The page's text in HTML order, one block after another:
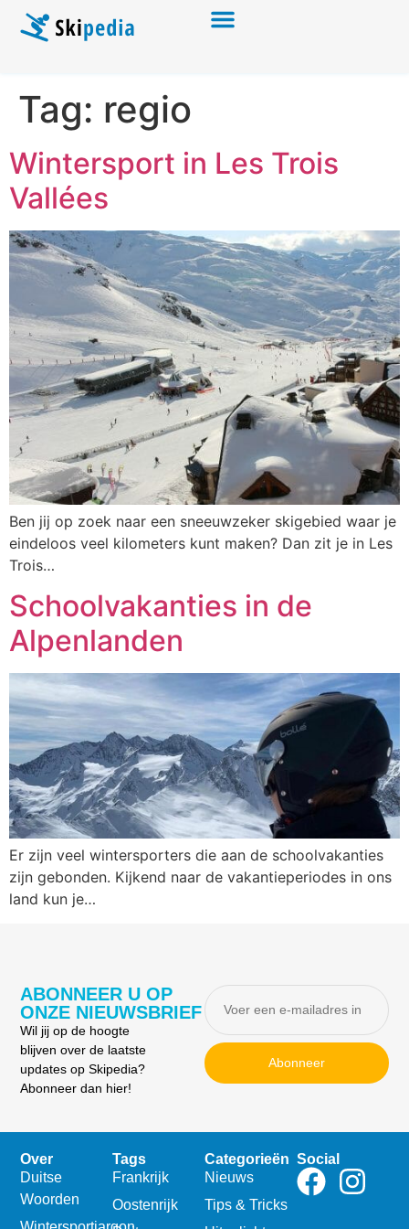
Tag: regio
Wintersport in Les Trois
Vallées
Ben jij op zoek naar een sneeuwzeker skigebied waar je
eindeloos veel kilometers kunt maken? Dan zit je in Les
Trois…
Schoolvakanties in de
Alpenlanden
Er zijn veel wintersporters die aan de schoolvakanties
zijn gebonden. Kijkend naar de vakantieperiodes in ons
land kun je…
ABONNEER U OP
ONZE NIEUWSBRIEF
Wil jij op de hoogte
blijven over de laatste
updates op Skipedia?
Abonneer dan hier!
Abonneer
Over
Duitse
Woorden
Tags
Frankrijk
Oostenrijk
Categorieën
Nieuws
Tips & Tricks
Social